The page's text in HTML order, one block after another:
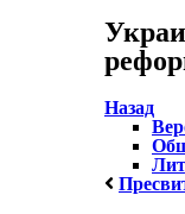
Назад